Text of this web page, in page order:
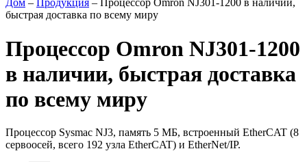
Дом – Продукция – Процессор Omron NJ301-1200 в наличии,
быстрая доставка по всему миру
Процессор Omron NJ301-1200
в наличии, быстрая доставка
по всему миру
Процессор Sysmac NJ3, память 5 МБ, встроенный EtherCAT (8
сервоосей, всего 192 узла EtherCAT) и EtherNet/IP.